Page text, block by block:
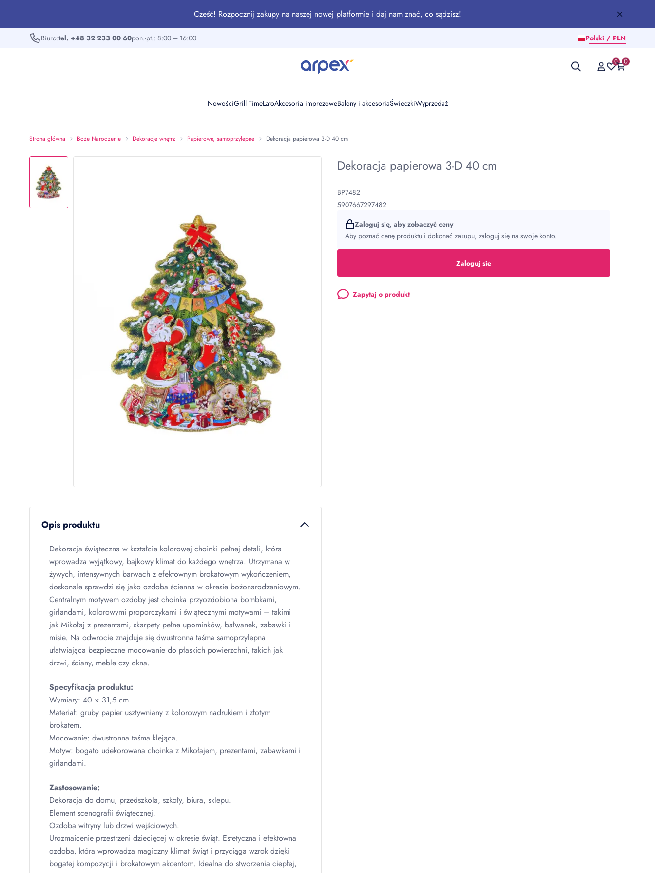
Cześć! Rozpocznij zakupy na naszej nowej platformie i daj nam znać, co sądzisz!
Biuro:tel. +48 32 233 00 60pon.-pt.: 8:00 – 16:00 Polski / PLN
0 0
NowościGrill TimeLatoAkcesoria imprezoweBalony i akcesoriaŚwieczkiWyprzedaż
Strona główna Boże Narodzenie Dekoracje wnętrz Papierowe, samoprzylepne Dekoracja papierowa 3-D 40 cm
Dekoracja papierowa 3-D 40 cm
BP7482
5907667297482
Zaloguj się, aby zobaczyć ceny
Aby poznać cenę produktu i dokonać zakupu, zaloguj się na swoje konto.
Zaloguj się
Zapytaj o produkt
Opis produktu
Dekoracja świąteczna w kształcie kolorowej choinki pełnej detali, która
wprowadza wyjątkowy, bajkowy klimat do każdego wnętrza. Utrzymana w
żywych, intensywnych barwach z efektownym brokatowym wykończeniem,
doskonale sprawdzi się jako ozdoba ścienna w okresie bożonarodzeniowym.
Centralnym motywem ozdoby jest choinka przyozdobiona bombkami,
girlandami, kolorowymi proporczykami i świątecznymi motywami – takimi
jak Mikołaj z prezentami, skarpety pełne upominków, bałwanek, zabawki i
misie. Na odwrocie znajduje się dwustronna taśma samoprzylepna
ułatwiająca bezpieczne mocowanie do płaskich powierzchni, takich jak
drzwi, ściany, meble czy okna.
Specyfikacja produktu:
Wymiary: 40 × 31,5 cm.
Materiał: gruby papier usztywniany z kolorowym nadrukiem i złotym
brokatem.
Mocowanie: dwustronna taśma klejąca.
Motyw: bogato udekorowana choinka z Mikołajem, prezentami, zabawkami i
girlandami.
Zastosowanie:
Dekoracja do domu, przedszkola, szkoły, biura, sklepu.
Element scenografii świątecznej.
Ozdoba witryny lub drzwi wejściowych.
Urozmaicenie przestrzeni dziecięcej w okresie świąt. Estetyczna i efektowna
ozdoba, która wprowadza magiczny klimat świąt i przyciąga wzrok dzięki
bogatej kompozycji i brokatowym akcentom. Idealna do stworzenia ciepłej,